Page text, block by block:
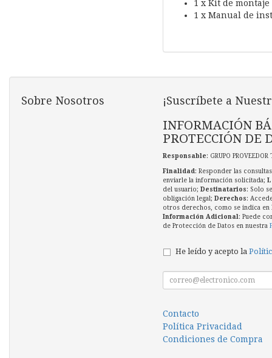
1 x Kit de
1 x Manual de
Sobre Nosotros ¡Suscríbete a
INFORMACIÓN
PROTECCIÓN DE
Responsable: GRUPO
Finalidad : Responder las
enviarle la información solicitada;
del usuario; Destinatarios: Solo
obligación legal; Derechos:
otros derechos, como se indica en
Información Adicional : Puede
de Protección de Datos en nuestra
He leído y acepto la
Contacto
Política Privacidad
Condiciones de Compra